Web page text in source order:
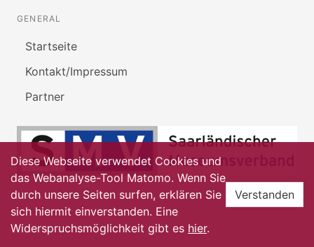
GENERAL
Startseite
Kontakt/Impressum
Partner
Diese Webseite verwendet Cookies und
das Webanalyse-Tool Matomo. Wenn Sie
durch unsere Seiten surfen, erklären Sie
sich hiermit einverstanden. Eine
Widerspruchsmöglichkeit gibt es hier.
Verstanden